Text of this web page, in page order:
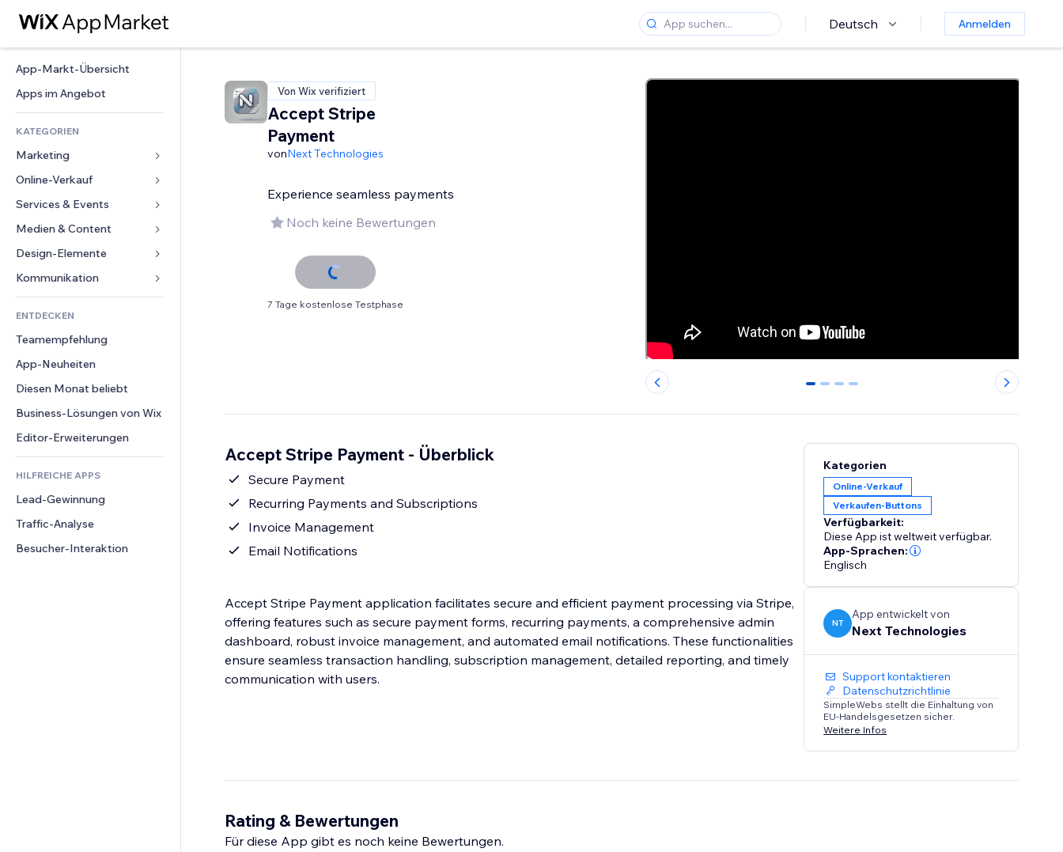
Deutsch Anmelden
App-Markt-Übersicht
Apps im Angebot
KATEGORIEN
Marketing
Anzeigen
Mobil
Statistiken
Website-Einträge
E-Mail
Online-Verkauf
Apps für Shops
Versand & Lieferung
Verkaufen-Buttons
Buchhaltung
Gutscheine & Treuebonus
Lagerlösungen
Speisen & Getränke
Services & Events
Hotels
Events
Restaurants
Immobilien
Buchungen
Medien & Content
Galerie
Musik
Podcasts
Fotografie
Video
PDF
Dateifreigabe
News
Design-Elemente
Karten & Navigation
Datenschutz & Sicherheit
Uhr
Seiten-Vorlagen
Bildeffekte
Buttons & Menüs
Banner & Abzeichen
Taschenrechner
Suche
Wetter
Diagramme & Tabellen
Formulare
Umfragen
Chat
Kommentare
Telefon
Community
Bewertungen und Feedback
CRM
ENTDECKEN
Teamempfehlung
App-Neuheiten
Diesen Monat beliebt
Business-Lösungen von Wix
Editor-Erweiterungen
HILFREICHE APPS
Lead-Gewinnung
Traffic-Analyse
Besucher-Interaktion
Von Wix verifiziert
Accept Stripe
Payment
vonNext Technologies
Experience seamless payments
Noch keine Bewertungen
7 Tage kostenlose Testphase
0 1 2 3
Accept Stripe Payment - Überblick
Secure Payment
Recurring Payments and Subscriptions
Invoice Management
Email Notifications
Accept Stripe Payment application facilitates secure and efficient payment processing via Stripe,
offering features such as secure payment forms, recurring payments, a comprehensive admin
dashboard, robust invoice management, and automated email notifications. These functionalities
ensure seamless transaction handling, subscription management, detailed reporting, and timely
communication with users.
Kategorien
Online-Verkauf
Verkaufen-Buttons
Verfügbarkeit:
Diese App ist weltweit verfügbar.
App-Sprachen:
Englisch
NT
App entwickelt von
Next Technologies
Support kontaktieren
Datenschutzrichtlinie
SimpleWebs stellt die Einhaltung von
EU-Handelsgesetzen sicher.
Weitere Infos
Rating & Bewertungen
Für diese App gibt es noch keine Bewertungen.